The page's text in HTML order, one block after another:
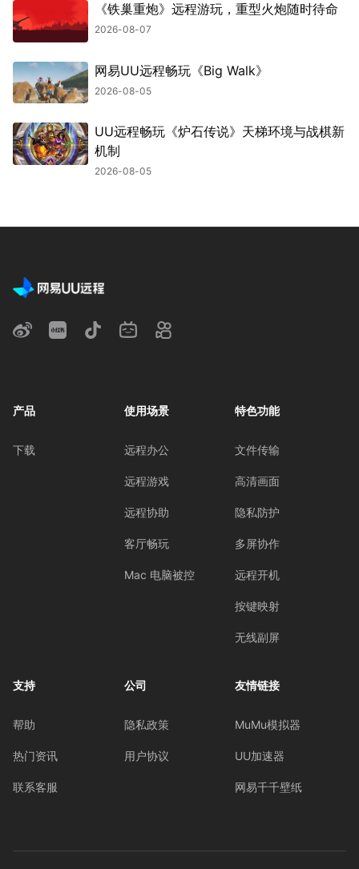
《铁巢重炮》远程游玩，重型火炮随时待命
2026-08-07
网易UU远程畅玩《Big Walk》
2026-08-05
UU远程畅玩《炉石传说》天梯环境与战棋新
机制
2026-08-05
产品
下载
使用场景
远程办公
远程游戏
远程协助
客厅畅玩
Mac 电脑被控
特色功能
文件传输
高清画面
隐私防护
多屏协作
远程开机
按键映射
无线副屏
支持
帮助
热门资讯
联系客服
公司
隐私政策
用户协议
友情链接
MuMu模拟器
UU加速器
网易千千壁纸